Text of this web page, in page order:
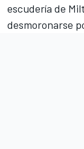
escudería de
desmoronarse